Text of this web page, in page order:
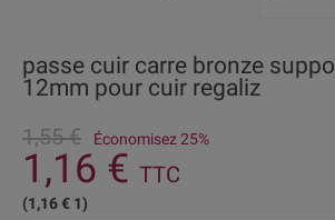
passe cuir carre bronze
12mm pour cuir regaliz
1,55 €
Économisez 25%
1,16 € TTC
(1,16 € 1)